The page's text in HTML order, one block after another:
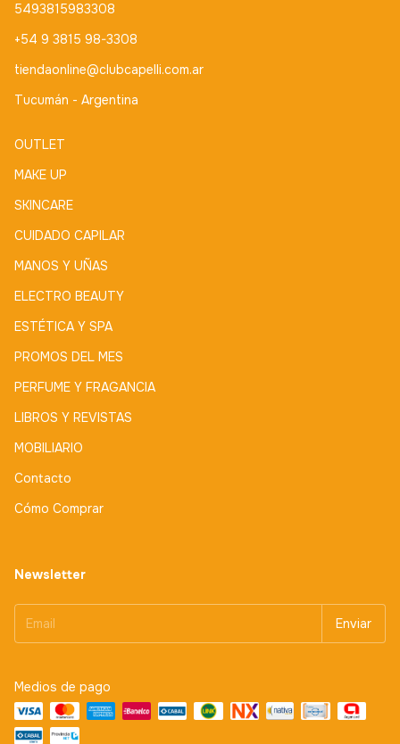
5493815983308
+54 9 3815 98-3308
tiendaonline@clubcapelli.com.ar
Tucumán - Argentina
OUTLET
MAKE UP
SKINCARE
CUIDADO CAPILAR
MANOS Y UÑAS
ELECTRO BEAUTY
ESTÉTICA Y SPA
PROMOS DEL MES
PERFUME Y FRAGANCIA
LIBROS Y REVISTAS
MOBILIARIO
Contacto
Cómo Comprar
Newsletter
Medios de pago